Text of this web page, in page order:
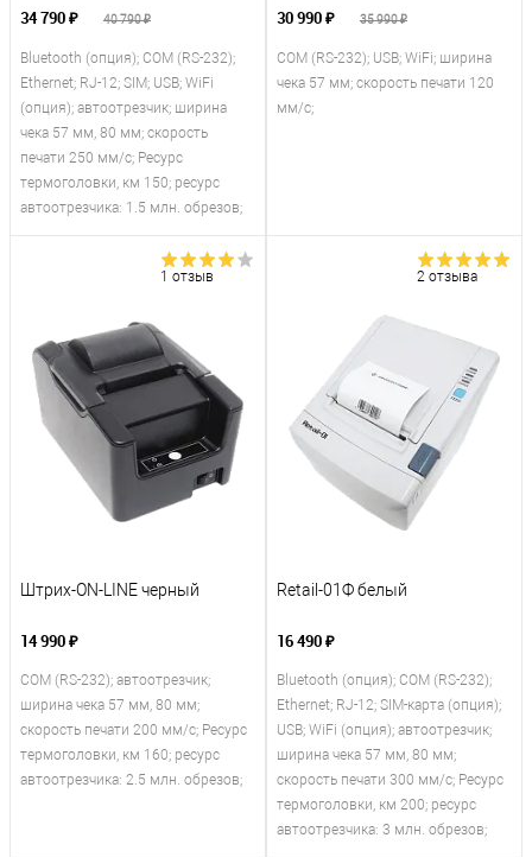
34 790 ₽ 40 790 ₽
Bluetooth (опция); COM (RS-232);
Ethernet; RJ-12; SIM; USB; WiFi
(опция); автоотрезчик; ширина
чека 57 мм, 80 мм; скорость
печати 250 мм/с; Ресурс
термоголовки, км 150; ресурс
автоотрезчика: 1.5 млн. обрезов;
30 990 ₽ 35 990 ₽
COM (RS-232); USB; WiFi; ширина
чека 57 мм; скорость печати 120
мм/с;
1 отзыв
Штрих-ON-LINE черный
14 990 ₽
COM (RS-232); автоотрезчик;
ширина чека 57 мм, 80 мм;
скорость печати 200 мм/с; Ресурс
термоголовки, км 160; ресурс
автоотрезчика: 2.5 млн. обрезов;
2 отзыва
Retail-01Ф белый
16 490 ₽
Bluetooth (опция); COM (RS-232);
Ethernet; RJ-12; SIM-карта (опция);
USB; WiFi (опция); автоотрезчик;
ширина чека 57 мм, 80 мм;
скорость печати 300 мм/с; Ресурс
термоголовки, км 200; ресурс
автоотрезчика: 3 млн. обрезов;